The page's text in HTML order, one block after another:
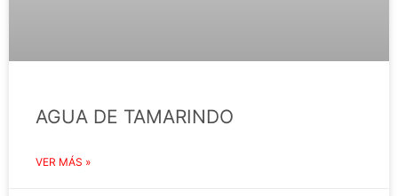
AGUA DE TAMARINDO
VER MÁS »